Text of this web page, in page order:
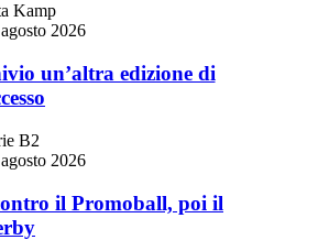
Kamp
2026
un’altra edizione di
B2
2026
il Promoball, poi il